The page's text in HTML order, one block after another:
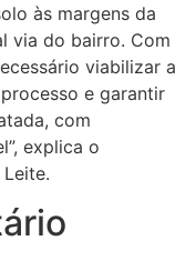
às margens da
via do bairro. Com
viabilizar a
e garantir
com
explica o